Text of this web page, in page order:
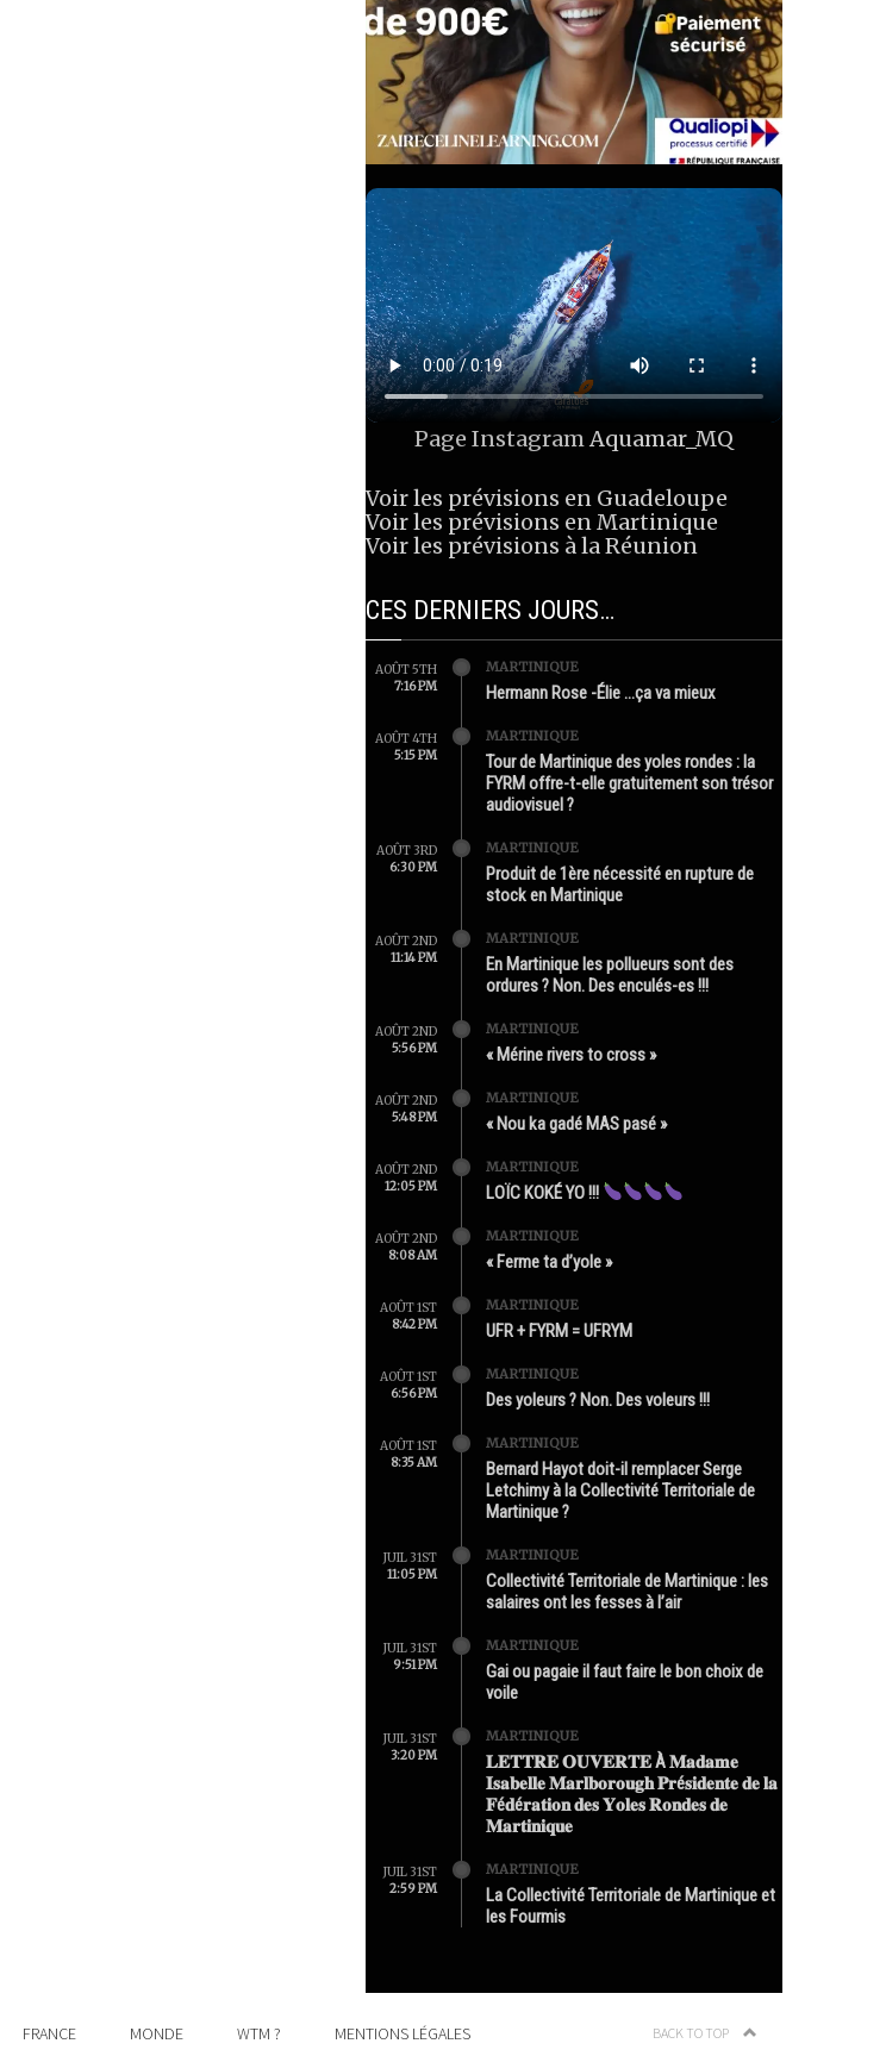
Page InstagramAquamar_MQ
Voir les prévisions en Guadeloupe
Voir les prévisions en Martinique
Voir les prévisions à la Réunion
CES DERNIERS JOURS…
AOÛT 5TH
7:16 PM
MARTINIQUE
Hermann Rose -Élie …ça va mieux
AOÛT 4TH
5:15 PM
MARTINIQUE
Tour de Martinique des yoles rondes : la
FYRM offre-t-elle gratuitement son trésor
audiovisuel ?
AOÛT 3RD
6:30 PM
MARTINIQUE
Produit de 1ère nécessité en rupture de
stock en Martinique
AOÛT 2ND
11:14 PM
MARTINIQUE
En Martinique les pollueurs sont des
ordures ? Non. Des enculés-es !!!
AOÛT 2ND
5:56 PM
MARTINIQUE
« Mérine rivers to cross »
AOÛT 2ND
5:48 PM
MARTINIQUE
« Nou ka gadé MAS pasé »
AOÛT 2ND
12:05 PM
MARTINIQUE
LOÏC KOKÉ YO !!!
AOÛT 2ND
8:08 AM
MARTINIQUE
« Ferme ta d’yole »
AOÛT 1ST
8:42 PM
MARTINIQUE
UFR + FYRM = UFRYM
AOÛT 1ST
6:56 PM
MARTINIQUE
Des yoleurs ? Non. Des voleurs !!!
AOÛT 1ST
8:35 AM
MARTINIQUE
Bernard Hayot doit-il remplacer Serge
Letchimy à la Collectivité Territoriale de
Martinique ?
JUIL 31ST
11:05 PM
MARTINIQUE
Collectivité Territoriale de Martinique : les
salaires ont les fesses à l’air
JUIL 31ST
9:51 PM
MARTINIQUE
Gai ou pagaie il faut faire le bon choix de
voile
JUIL 31ST
3:20 PM
MARTINIQUE
𝐋𝐄𝐓𝐓𝐑𝐄 𝐎𝐔𝐕𝐄𝐑𝐓𝐄 À 𝐌𝐚𝐝𝐚𝐦𝐞
𝐈𝐬𝐚𝐛𝐞𝐥𝐥𝐞 𝐌𝐚𝐫𝐥𝐛𝐨𝐫𝐨𝐮𝐠𝐡 𝐏𝐫é𝐬𝐢𝐝𝐞𝐧𝐭𝐞 𝐝𝐞 𝐥𝐚
𝐅é𝐝é𝐫𝐚𝐭𝐢𝐨𝐧 𝐝𝐞𝐬 𝐘𝐨𝐥𝐞𝐬 𝐑𝐨𝐧𝐝𝐞𝐬 𝐝𝐞
𝐌𝐚𝐫𝐭𝐢𝐧𝐢𝐪𝐮𝐞
JUIL 31ST
2:59 PM
MARTINIQUE
La Collectivité Territoriale de Martinique et
les Fourmis
FRANCE MONDE WTM ? MENTIONS LÉGALES BACK TO TOP